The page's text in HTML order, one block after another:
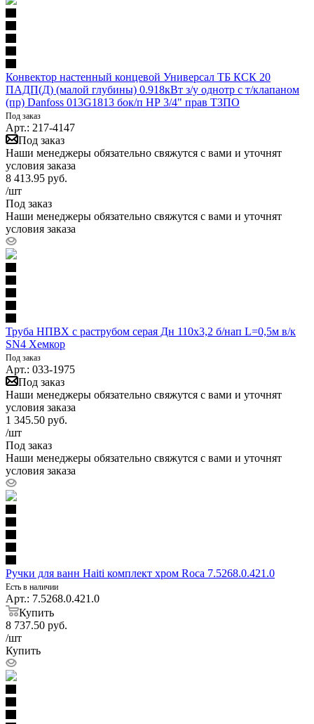
Конвектор настенный концевой Универсал ТБ КСК 20
ПАДП(Д) (малой глубины) 0.918кВт з/у однотр с т/клапаном
(пр) Danfoss 013G1813 бок/п НР 3/4" прав ТЗПО
Под заказ
Арт.: 217-4147
Под заказ
Наши менеджеры обязательно свяжутся с вами и уточнят
условия заказа
8 413.95 руб.
/шт
Под заказ
Наши менеджеры обязательно свяжутся с вами и уточнят
условия заказа
Труба НПВХ с раструбом серая Дн 110х3,2 б/нап L=0,5м в/к
SN4 Хемкор
Под заказ
Арт.: 033-1975
Под заказ
Наши менеджеры обязательно свяжутся с вами и уточнят
условия заказа
1 345.50 руб.
/шт
Под заказ
Наши менеджеры обязательно свяжутся с вами и уточнят
условия заказа
Ручки для ванн Haiti комплект хром Roca 7.5268.0.421.0
Есть в наличии
Арт.: 7.5268.0.421.0
Купить
8 737.50 руб.
/шт
Купить